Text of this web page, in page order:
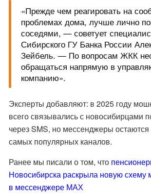
«Прежде чем реагировать на
проблемах дома, лучше лично
соседями, — советует
Сибирского ГУ Банка России
Зейбель. — По вопросам ЖКК
обращаться напрямую в
компанию».
Эксперты добавляют: в 2025 году
всего связывались с новосибирцами
через SMS, но мессенджеры
самых популярных каналов.
Ранее мы писали о том, что
Новосибирска раскрыла новую схему
в мессенджере МАХ